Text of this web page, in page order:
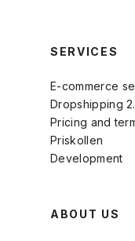
SERVICES
E-commerce
Dropshipping
Pricing and
Priskollen
Development
ABOUT US